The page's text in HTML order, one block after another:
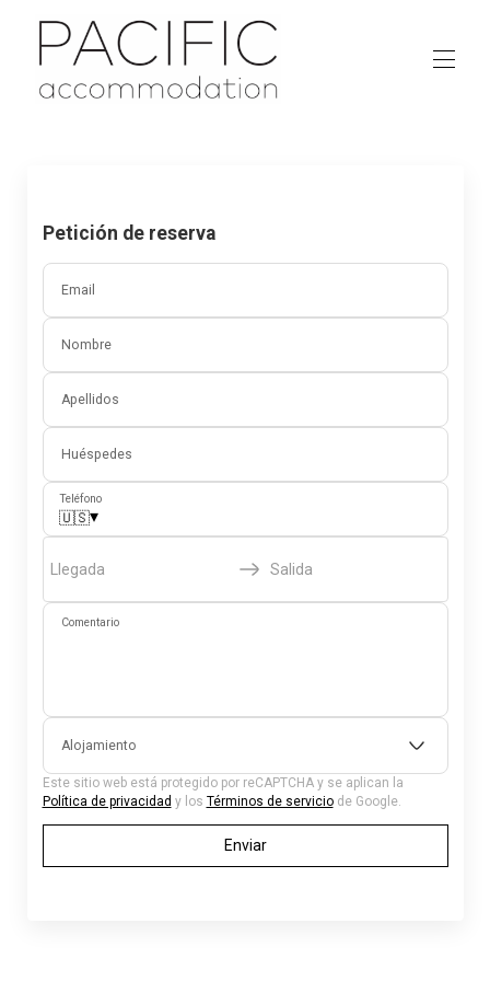
Contáctenos
Petición de reserva
Email
Nombre
Apellidos
Huéspedes
Teléfono
🇺🇸▾
Llegada Salida
Comentario
Alojamiento
Este sitio web está protegido por reCAPTCHA y se aplican la
Política de privacidad y los Términos de serviciode Google.
Enviar